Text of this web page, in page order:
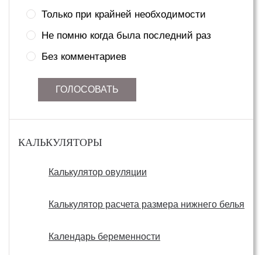
Только при крайней необходимости
Не помню когда была последний раз
Без комментариев
ГОЛОСОВАТЬ
КАЛЬКУЛЯТОРЫ
Калькулятор овуляции
Калькулятор расчета размера нижнего белья
Календарь беременности